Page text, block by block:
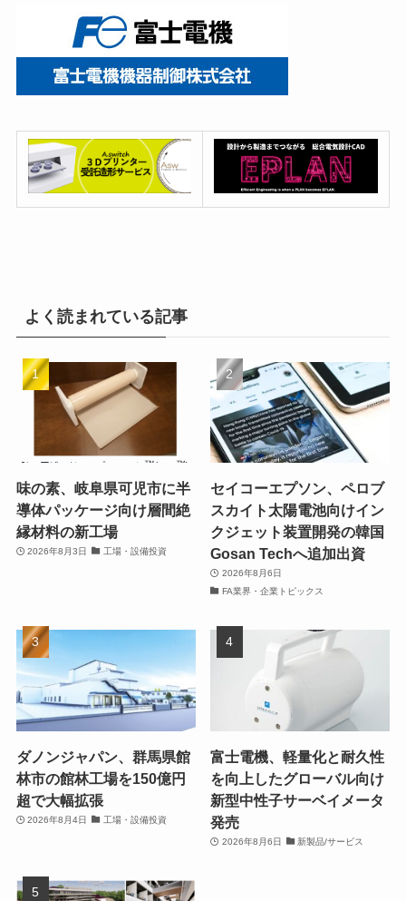
よく読まれている記事
味の素、岐阜県可児市に半
導体パッケージ向け層間絶
縁材料の新工場
2026年8月3日 工場・設備投資
セイコーエプソン、ペロブ
スカイト太陽電池向けイン
クジェット装置開発の韓国
Gosan Techへ追加出資
2026年8月6日
FA業界・企業トピックス
ダノンジャパン、群馬県館
林市の館林工場を150億円
超で大幅拡張
2026年8月4日 工場・設備投資
富士電機、軽量化と耐久性
を向上したグローバル向け
新型中性子サーベイメータ
発売
2026年8月6日 新製品/サービス